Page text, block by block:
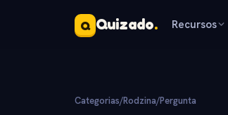
Q Quizado. Recursos
Categorias/Rodzina/Pergunta